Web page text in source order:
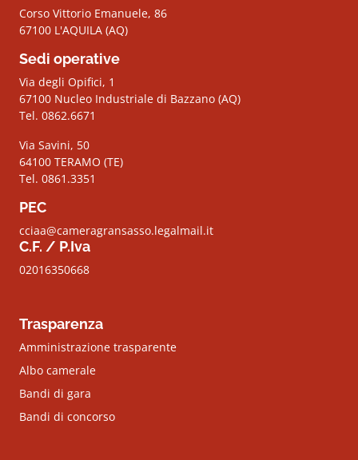
Corso Vittorio Emanuele, 86
67100 L'AQUILA (AQ)
Sedi operative
Via degli Opifici, 1
67100 Nucleo Industriale di Bazzano (AQ)
Tel. 0862.6671
Via Savini, 50
64100 TERAMO (TE)
Tel. 0861.3351
PEC
cciaa@cameragransasso.legalmail.it
C.F. / P.Iva
02016350668
Trasparenza
Amministrazione trasparente
Albo camerale
Bandi di gara
Bandi di concorso